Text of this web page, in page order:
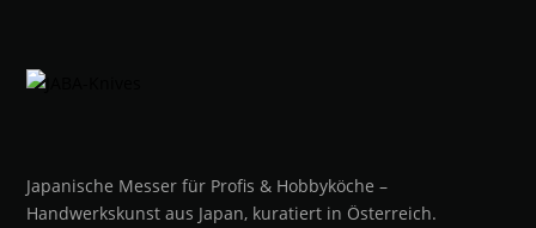
Japanische Messer für Profis & Hobbyköche –
Handwerkskunst aus Japan, kuratiert in Österreich.